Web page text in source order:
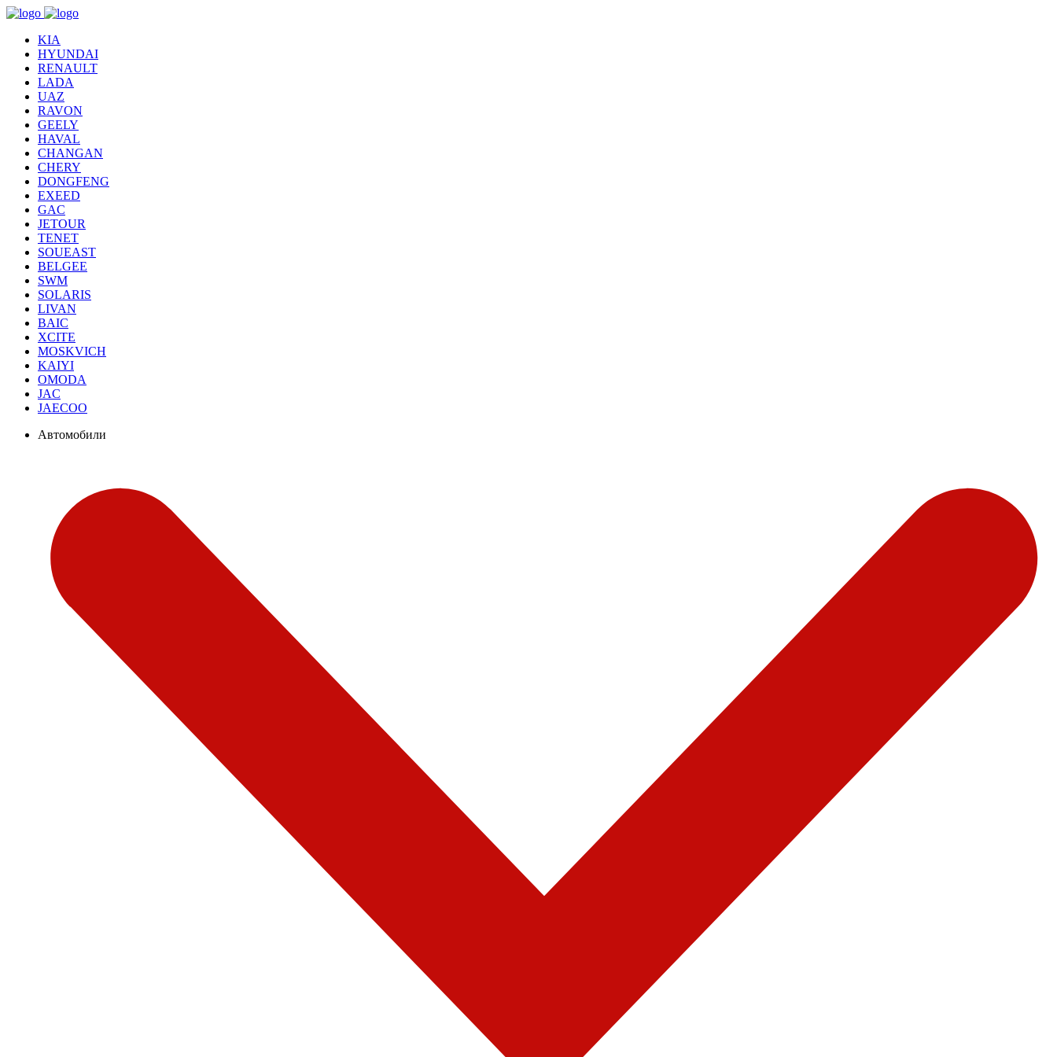
KIA
HYUNDAI
RENAULT
LADA
UAZ
RAVON
GEELY
HAVAL
CHANGAN
CHERY
DONGFENG
EXEED
GAC
JETOUR
TENET
SOUEAST
BELGEE
SWM
SOLARIS
LIVAN
BAIC
XCITE
MOSKVICH
KAIYI
OMODA
JAC
JAECOO
Автомобили